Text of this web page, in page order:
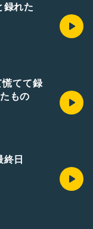
れた
てて録
もの
日